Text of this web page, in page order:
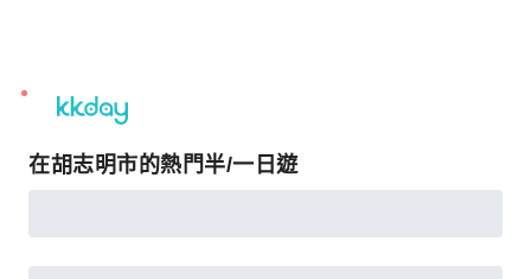
unread
notifications
在胡志明市的熱門半/一日遊